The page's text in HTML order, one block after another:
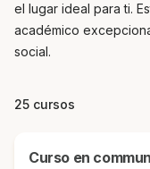
el lugar ideal para ti.
académico
social.
25 cursos
curso en community manager y social media en